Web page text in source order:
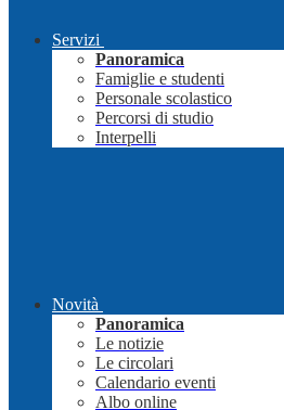
Servizi
Panoramica
Famiglie e studenti
Personale scolastico
Percorsi di studio
Interpelli
Novità
Panoramica
Le notizie
Le circolari
Calendario eventi
Albo online